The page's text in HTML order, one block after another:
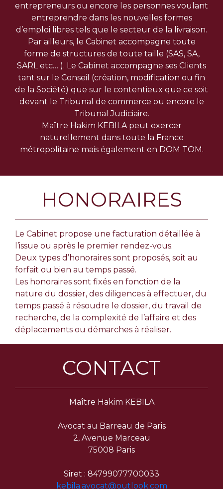
entrepreneurs ou encore les personnes voulant
entreprendre dans les nouvelles formes
d’emploi libres tels que le secteur de la livraison.
Par ailleurs, le Cabinet accompagne toute
forme de structures de toute taille (SAS, SA,
SARL etc… ). Le Cabinet accompagne ses Clients
tant sur le Conseil (création, modification ou fin
de la Société) que sur le contentieux que ce soit
devant le Tribunal de commerce ou encore le
Tribunal Judiciaire.
Maître Hakim KEBILA peut exercer
naturellement dans toute la France
métropolitaine mais également en DOM TOM.
HONORAIRES
Le Cabinet propose une facturation détaillée à
l’issue ou après le premier rendez-vous.
Deux types d’honoraires sont proposés, soit au
forfait ou bien au temps passé.
Les honoraires sont fixés en fonction de la
nature du dossier, des diligences à effectuer, du
temps passé à résoudre le dossier, du travail de
recherche, de la complexité de l’affaire et des
déplacements ou démarches à réaliser.
CONTACT
Maître Hakim KEBILA
Avocat au Barreau de Paris
2, Avenue Marceau
75008 Paris
Siret : 84799077700033
kebila.avocat@outlook.com